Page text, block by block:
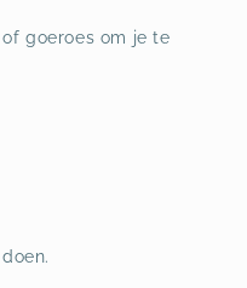
goeroes om je te